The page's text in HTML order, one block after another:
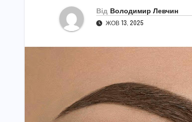
Від Володимир Левчин
ЖОВ 13, 2025